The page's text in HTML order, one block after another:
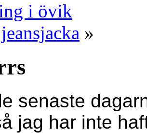
i övik
»
senaste
jag har inte